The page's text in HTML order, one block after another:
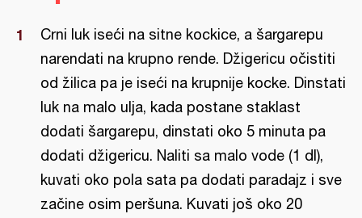
Crni luk iseći na sitne kockice, a šargarepu
narendati na krupno rende. Džigericu očistiti
od žilica pa je iseći na krupnije kocke. Dinstati
luk na malo ulja, kada postane staklast
dodati šargarepu, dinstati oko 5 minuta pa
dodati džigericu. Naliti sa malo vode (1 dl),
kuvati oko pola sata pa dodati paradajz i sve
začine osim peršuna. Kuvati još oko 20